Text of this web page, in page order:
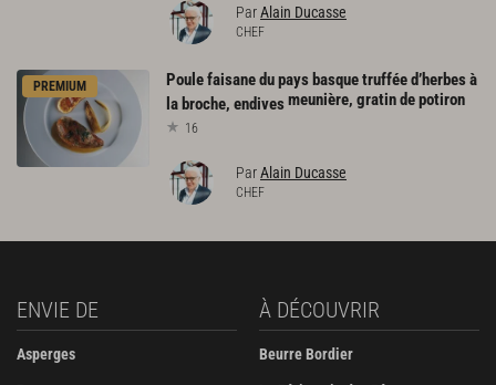
ParAlain Ducasse
CHEF
PREMIUM
Poule faisane du pays basque truffée d’herbes à
la broche, endivesmeunière, gratin de potiron
16
ParAlain Ducasse
CHEF
ENVIE DE
Asperges
À DÉCOUVRIR
Beurre Bordier